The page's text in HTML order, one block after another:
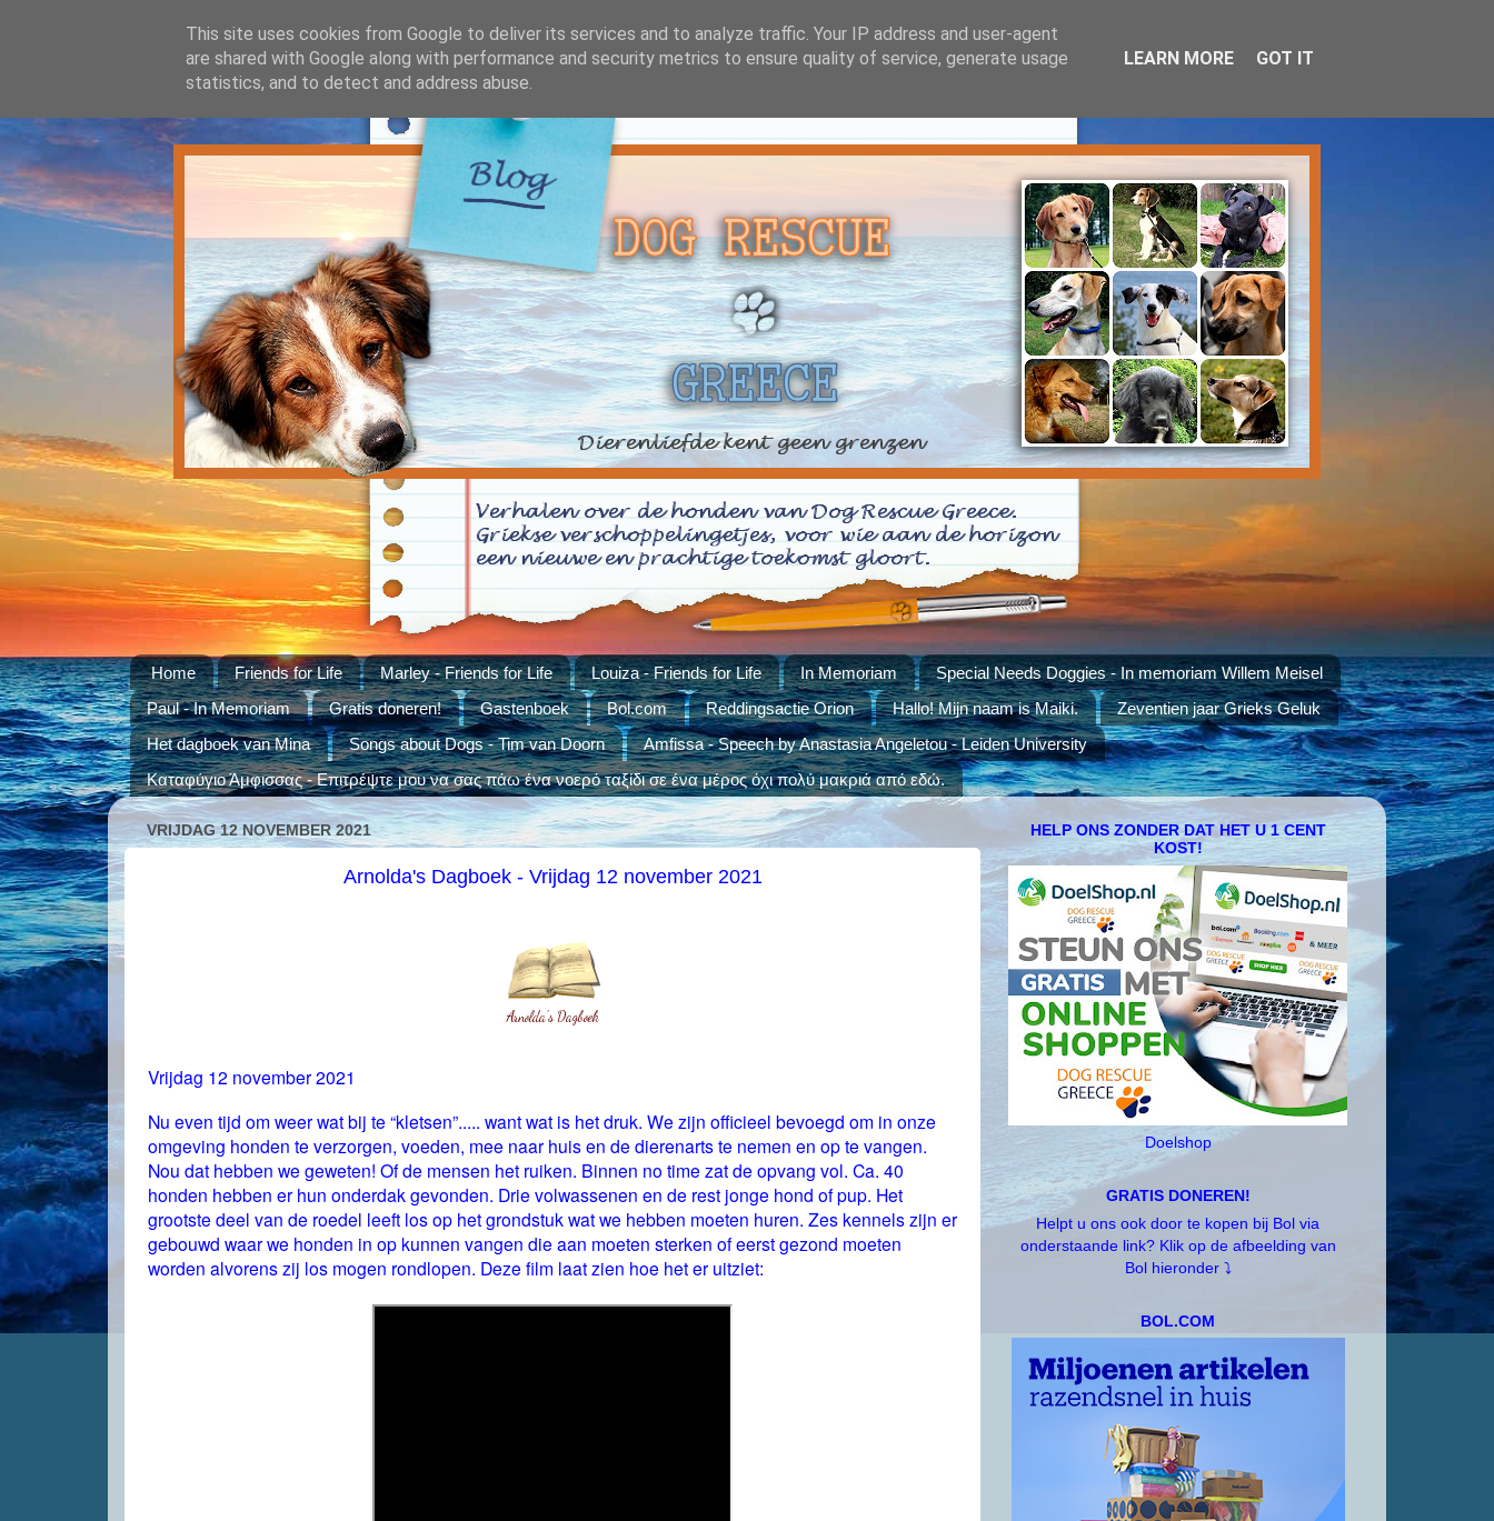
Home Friends for Life Marley - Friends for Life Louiza - Friends for Life In Memoriam
Special Needs Doggies - In memoriam Willem Meisel
Paul - In Memoriam
Gratis doneren! Gastenboek Bol.com Reddingsactie Orion Hallo! Mijn naam is Maiki.
Zeventien jaar Grieks Geluk
Het dagboek van Mina
Songs about Dogs - Tim van Doorn
Amfissa - Speech by Anastasia Angeletou - Leiden University
Καταφύγιο Άμφισσας - Επιτρέψτε μου να σας πάω ένα νοερό ταξίδι σε ένα μέρος όχι πολύ μακριά από εδώ.
VRIJDAG 12 NOVEMBER 2021
Arnolda's Dagboek - Vrijdag 12 november 2021
Arnolda's Dagboek
Vrijdag 12 november 2021
Nu even tijd om weer wat bij te “kletsen”..... want wat is het druk. We zijn officieel bevoegd om in onze
omgeving honden te verzorgen, voeden, mee naar huis en de dierenarts te nemen en op te vangen.
Nou dat hebben we geweten! Of de mensen het ruiken. Binnen no time zat de opvang vol. Ca. 40
honden hebben er hun onderdak gevonden. Drie volwassenen en de rest jonge hond of pup. Het
grootste deel van de roedel leeft los op het grondstuk wat we hebben moeten huren. Zes kennels zijn er
gebouwd waar we honden in op kunnen vangen die aan moeten sterken of eerst gezond moeten
worden alvorens zij los mogen rondlopen. Deze film laat zien hoe het er uitziet:
HELP ONS ZONDER DAT HET U 1 CENT
KOST!
Doelshop
GRATIS DONEREN!
Helpt u ons ook door te kopen bij Bol via
onderstaande link? Klik op de afbeelding van
Bol hieronder ⤵️
BOL.COM
This site uses cookies from Google to deliver its services and to analyze traffic. Your IP address and user-agent
are shared with Google along with performance and security metrics to ensure quality of service, generate usage
statistics, and to detect and address abuse.
LEARN MORE GOT IT